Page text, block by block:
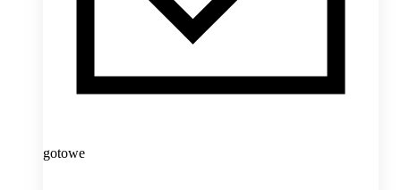
gotowe